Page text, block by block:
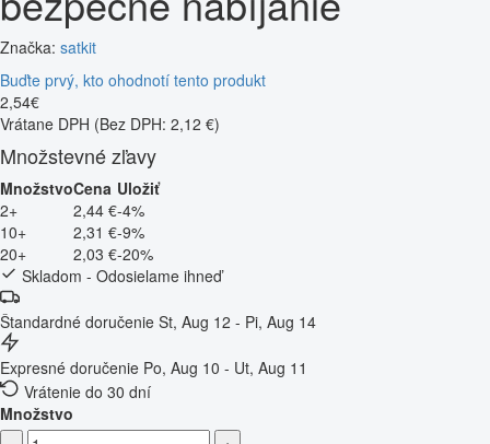
Značka: satkit
Buďte prvý, kto ohodnotí tento produkt
2,54€
Vrátane DPH (Bez DPH: 2,12 €)
Množstevné zľavy
MnožstvoCena Uložiť
2+
2,44 €-4%
10+
2,31 €-9%
20+
2,03 €-20%
Skladom - Odosielame ihneď
Štandardné doručenie St, Aug 12 - Pi, Aug 14
Expresné doručenie Po, Aug 10 - Ut, Aug 11
Vrátenie do 30 dní
Množstvo